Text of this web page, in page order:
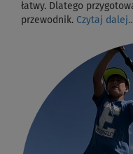
łatwy. Dlatego
przewodnik. Czytaj